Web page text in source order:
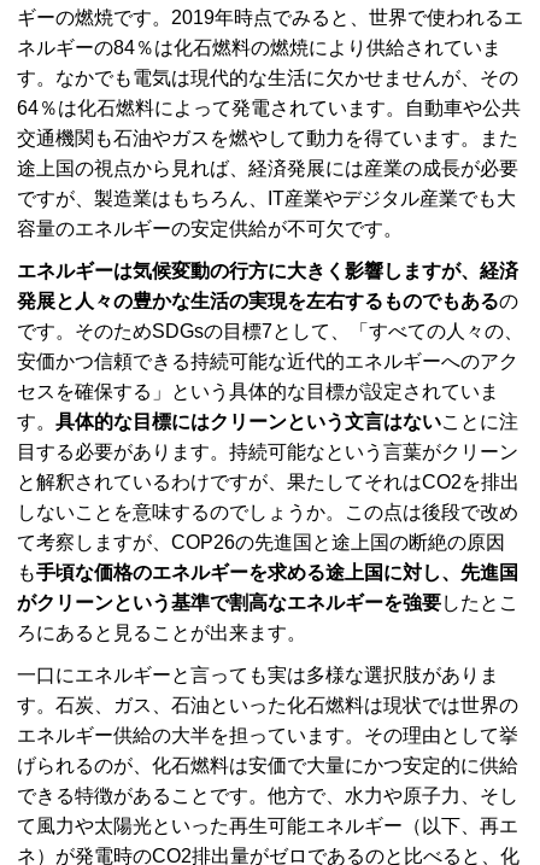
ギーの燃焼です。2019年時点でみると、世界で使われるエ
ネルギーの84％は化石燃料の燃焼により供給されていま
す。なかでも電気は現代的な生活に欠かせませんが、その
64％は化石燃料によって発電されています。自動車や公共
交通機関も石油やガスを燃やして動力を得ています。また
途上国の視点から見れば、経済発展には産業の成長が必要
ですが、製造業はもちろん、IT産業やデジタル産業でも大
容量のエネルギーの安定供給が不可欠です。
エネルギーは気候変動の行方に大きく影響しますが、経済
発展と人々の豊かな生活の実現を左右するものでもあるの
です。そのためSDGsの目標7として、「すべての人々の、
安価かつ信頼できる持続可能な近代的エネルギーへのアク
セスを確保する」という具体的な目標が設定されていま
す。 具体的な目標にはクリーンという文言はないことに注
目する必要があります。持続可能なという言葉がクリーン
と解釈されているわけですが、果たしてそれはCO2を排出
しないことを意味するのでしょうか。この点は後段で改め
て考察しますが、COP26の先進国と途上国の断絶の原因
も手頃な価格のエネルギーを求める途上国に対し、先進国
がクリーンという基準で割高なエネルギーを強要したとこ
ろにあると見ることが出来ます。
一口にエネルギーと言っても実は多様な選択肢がありま
す。石炭、ガス、石油といった化石燃料は現状では世界の
エネルギー供給の大半を担っています。その理由として挙
げられるのが、化石燃料は安価で大量にかつ安定的に供給
できる特徴があることです。他方で、水力や原子力、そし
て風力や太陽光といった再生可能エネルギー（以下、再エ
ネ）が発電時のCO2排出量がゼロであるのと比べると、化